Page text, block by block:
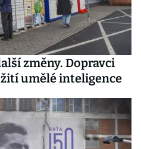
změny. Dopravci
umělé inteligence